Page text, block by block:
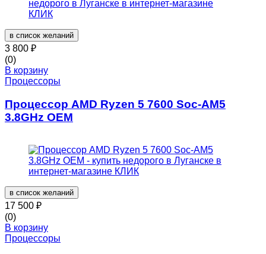
в список желаний
3 800 ₽
(0)
В корзину
Процессоры
Процессор AMD Ryzen 5 7600 Soc-AM5
3.8GHz OEM
в список желаний
17 500 ₽
(0)
В корзину
Процессоры